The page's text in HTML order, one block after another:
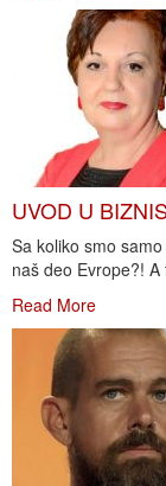
UVOD U
Sa koliko smo
naš deo Evrope?!
Read More